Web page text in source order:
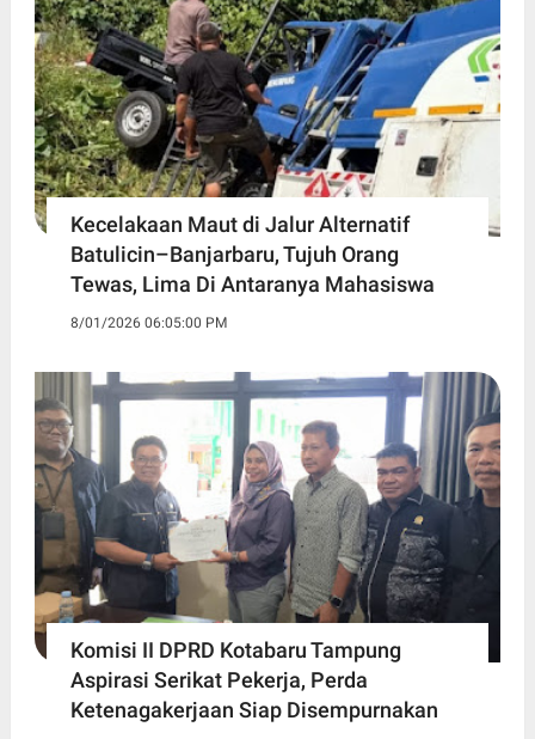
Kecelakaan Maut di Jalur Alternatif
Batulicin–Banjarbaru, Tujuh Orang
Tewas, Lima Di Antaranya Mahasiswa
8/01/2026 06:05:00 PM
Komisi II DPRD Kotabaru Tampung
Aspirasi Serikat Pekerja, Perda
Ketenagakerjaan Siap Disempurnakan